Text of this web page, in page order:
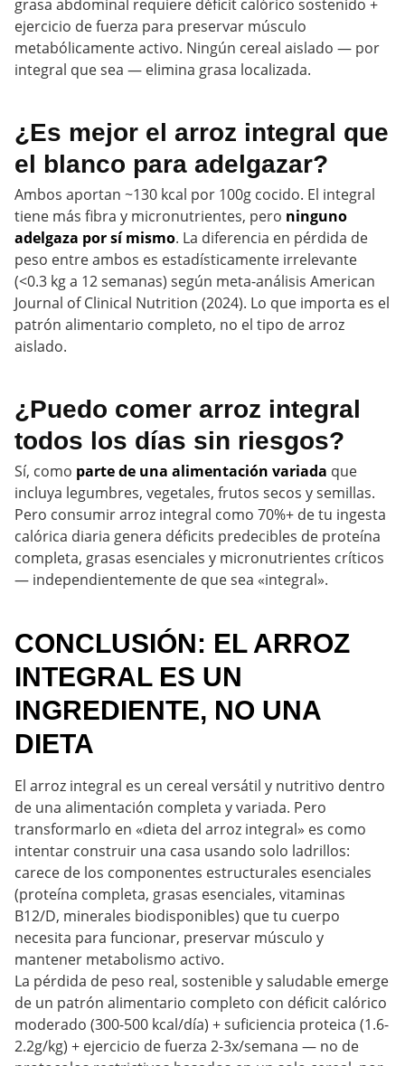
grasa abdominal requiere déficit calórico sostenido +
ejercicio de fuerza para preservar músculo
metabólicamente activo. Ningún cereal aislado — por
integral que sea — elimina grasa localizada.
¿Es mejor el arroz integral que
el blanco para adelgazar?
Ambos aportan ~130 kcal por 100g cocido. El integral
tiene más fibra y micronutrientes, pero ninguno
adelgaza por sí mismo. La diferencia en pérdida de
peso entre ambos es estadísticamente irrelevante
(<0.3 kg a 12 semanas) según meta-análisis American
Journal of Clinical Nutrition (2024). Lo que importa es el
patrón alimentario completo, no el tipo de arroz
aislado.
¿Puedo comer arroz integral
todos los días sin riesgos?
Sí, como parte de una alimentación variada que
incluya legumbres, vegetales, frutos secos y semillas.
Pero consumir arroz integral como 70%+ de tu ingesta
calórica diaria genera déficits predecibles de proteína
completa, grasas esenciales y micronutrientes críticos
— independientemente de que sea «integral».
CONCLUSIÓN: EL ARROZ
INTEGRAL ES UN
INGREDIENTE, NO UNA
DIETA
El arroz integral es un cereal versátil y nutritivo dentro
de una alimentación completa y variada. Pero
transformarlo en «dieta del arroz integral» es como
intentar construir una casa usando solo ladrillos:
carece de los componentes estructurales esenciales
(proteína completa, grasas esenciales, vitaminas
B12/D, minerales biodisponibles) que tu cuerpo
necesita para funcionar, preservar músculo y
mantener metabolismo activo.
La pérdida de peso real, sostenible y saludable emerge
de un patrón alimentario completo con déficit calórico
moderado (300-500 kcal/día) + suficiencia proteica (1.6-
2.2g/kg) + ejercicio de fuerza 2-3x/semana — no de